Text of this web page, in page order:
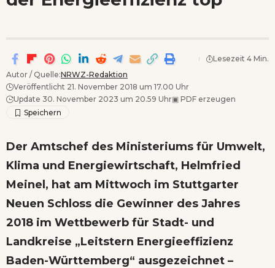
Autor / Quelle:NRWZ-Redaktion
Veröffentlicht 21. November 2018 um 17.00 Uhr
Update 30. November 2023 um 20.59 Uhr▣ PDF erzeugen
Lesezeit 4 Min.
Der Amtschef des Ministeriums für Umwelt,
Klima und Energiewirtschaft, Helmfried
Meinel, hat am Mittwoch im Stuttgarter
Neuen Schloss die Gewinner des Jahres
2018 im Wettbewerb für Stadt- und
Landkreise „Leitstern Energieeffizienz
Baden-Württemberg“ ausgezeichnet –